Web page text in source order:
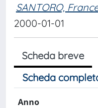
SANTORO,
2000-01-01
Scheda breve
Scheda
Anno